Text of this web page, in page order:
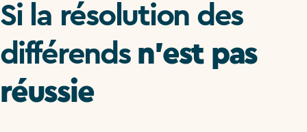
Si la résolution des
différends n’est pas
réussie